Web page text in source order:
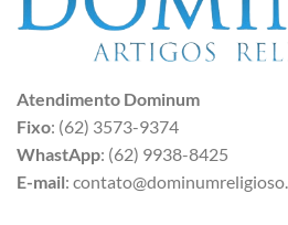
Atendimento Dominum
Fixo: (62) 3573-9374
WhastApp: (62) 9938-8425
E-mail: